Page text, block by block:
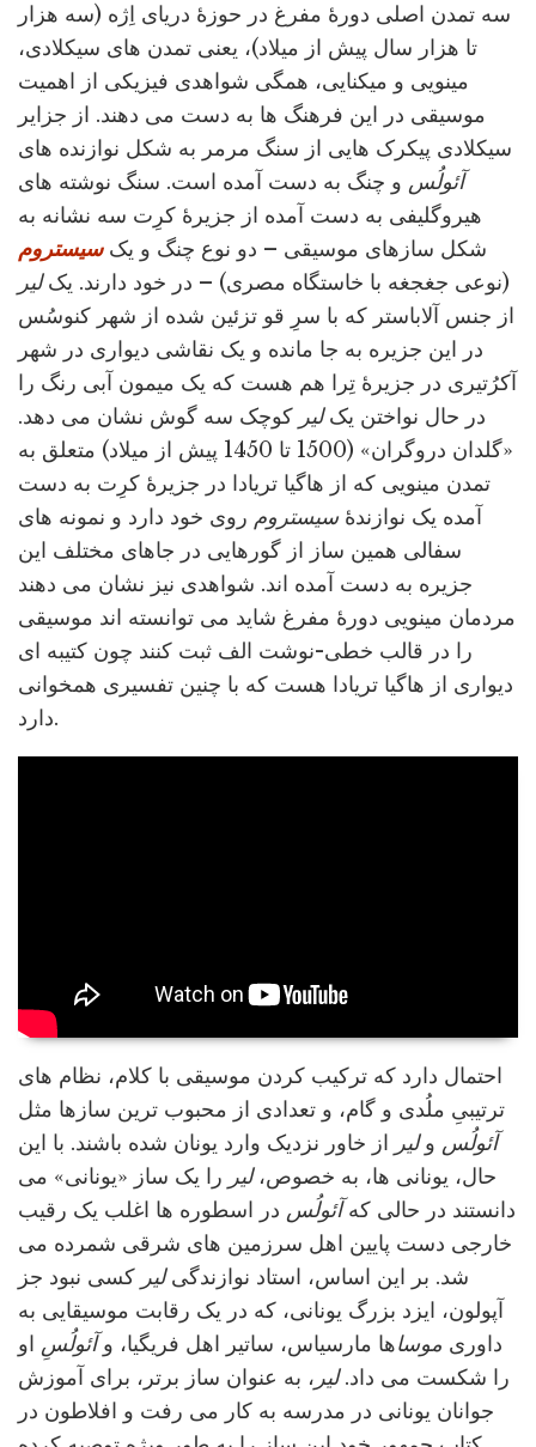
سه تمدن اصلی دورۀ مفرغ در حوزۀ دریای اِژه (سه هزار
تا هزار سال پیش از میلاد)، یعنی تمدن های سیکلادی،
مینویی و میکنایی، همگی شواهدی فیزیکی از اهمیت
موسیقی در این فرهنگ ها به دست می دهند. از جزایر
سیکلادی پیکرک هایی از سنگ مرمر به شکل نوازنده های
آئولُس و چنگ به دست آمده است. سنگ نوشته های
هیروگلیفی به دست آمده از جزیرۀ کرِت سه نشانه به
شکل سازهای موسیقی – دو نوع چنگ و یکسیستروم
(نوعی جغجغه با خاستگاه مصری) – در خود دارند. یکلیر
از جنس آلاباستر که با سرِ قو تزئین شده از شهر کنوسُس
در این جزیره به جا مانده و یک نقاشی دیواری در شهر
آکرُتیری در جزیرۀ تِرا هم هست که یک میمون آبی رنگ را
در حال نواختن یکلیر کوچک سه گوش نشان می دهد.
«گلدان دروگران» (1500 تا 1450 پیش از میلاد) متعلق به
تمدن مینویی که از هاگیا تریادا در جزیرۀ کرِت به دست
آمده یک نوازندۀ سیستروم روی خود دارد و نمونه های
سفالی همین ساز از گورهایی در جاهای مختلف این
جزیره به دست آمده اند. شواهدی نیز نشان می دهند
مردمان مینویی دورۀ مفرغ شاید می توانسته اند موسیقی
را در قالب خطی-نوشت الف ثبت کنند چون کتیبه ای
دیواری از هاگیا تریادا هست که با چنین تفسیری همخوانی
دارد.
احتمال دارد که ترکیب کردن موسیقی با کلام، نظام های
ترتیبیِ ملُدی و گام، و تعدادی از محبوب ترین سازها مثل
آئولُس ولیر از خاور نزدیک وارد یونان شده باشند. با این
حال، یونانی ها، به خصوص، لیر را یک ساز «یونانی» می
دانستند در حالی کهآئولُس در اسطوره ها اغلب یک رقیب
خارجی دست پایین اهل سرزمین های شرقی شمرده می
شد. بر این اساس، استاد نوازندگیلیر کسی نبود جز
آپولون، ایزد بزرگ یونانی، که در یک رقابت موسیقایی به
داوری موساها مارسیاس، ساتیر اهل فریگیا، وآئولُسِ او
را شکست می داد.لیر ، به عنوان ساز برتر، برای آموزش
جوانان یونانی در مدرسه به کار می رفت و افلاطون در